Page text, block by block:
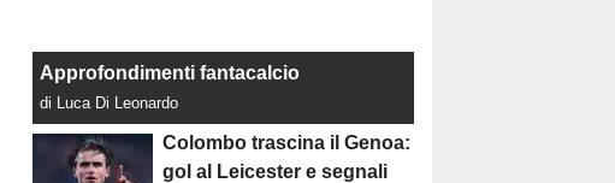
Approfondimenti fantacalcio
di Luca Di Leonardo
Colombo trascina il Genoa:
gol al Leicester e segnali